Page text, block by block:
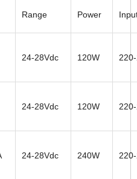
Range Power
24-28Vdc 120W
24-28Vdc 120W
24-28Vdc 240W